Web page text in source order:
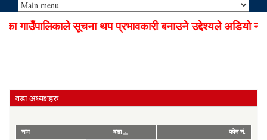
गाउँपालिकाले सूचना थप प्रभावकारी बनाउने उद्देश्यले अडियो
वडा अध्यक्षहरु
नाम वडा फोन नं.